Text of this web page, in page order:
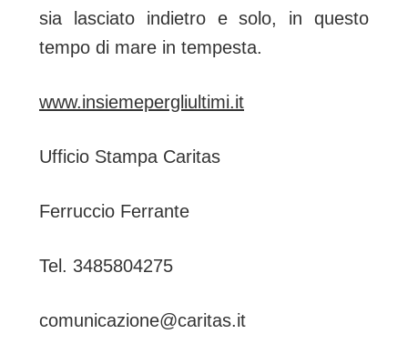
sia lasciato indietro e solo, in questo
tempo di mare in tempesta.
www.insiemepergliultimi.it
Ufficio Stampa Caritas
Ferruccio Ferrante
Tel. 3485804275
comunicazione@caritas.it